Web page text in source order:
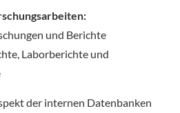
und Berichte
Laborberichte und
der internen Datenbanken